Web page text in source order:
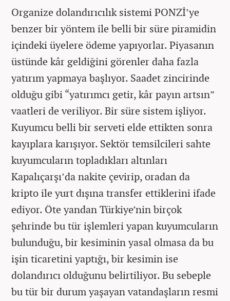
Organize dolandırıcılık sistemi PONZİ’ye
benzer bir yöntem ile belli bir süre piramidin
içindeki üyelere ödeme yapıyorlar. Piyasanın
üstünde kâr geldiğini görenler daha fazla
yatırım yapmaya başlıyor. Saadet zincirinde
olduğu gibi “yatırımcı getir, kâr payın artsın”
vaatleri de veriliyor. Bir süre sistem işliyor.
Kuyumcu belli bir serveti elde ettikten sonra
kayıplara karışıyor. Sektör temsilcileri sahte
kuyumcuların topladıkları altınları
Kapalıçarşı’da nakite çevirip, oradan da
kripto ile yurt dışına transfer ettiklerini ifade
ediyor. Öte yandan Türkiye’nin birçok
şehrinde bu tür işlemleri yapan kuyumcuların
bulunduğu, bir kesiminin yasal olmasa da bu
işin ticaretini yaptığı, bir kesimin ise
dolandırıcı olduğunu belirtiliyor. Bu sebeple
bu tür bir durum yaşayan vatandaşların resmi